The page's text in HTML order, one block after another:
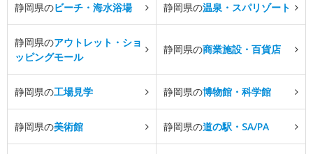
静岡県のビーチ・海水浴場 静岡県の温泉・スパリゾート
静岡県のアウトレット・ショ
ッピングモール
静岡県の商業施設・百貨店
静岡県の工場見学 静岡県の博物館・科学館
静岡県の美術館 静岡県の道の駅・SA/PA